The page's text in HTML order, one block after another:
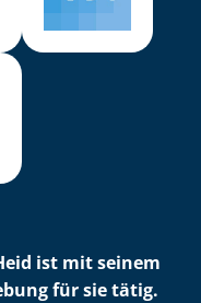
ist mit seinem
für sie tätig.